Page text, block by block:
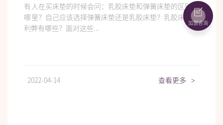
有人在买床垫的时候会问：乳胶床垫和弹簧床垫的区别在
哪里？自己应该选择弹簧床垫还是乳胶床垫？乳胶床垫的
利弊有哪些？面对这些...
2022-04-14 查看更多 >
加盟咨询